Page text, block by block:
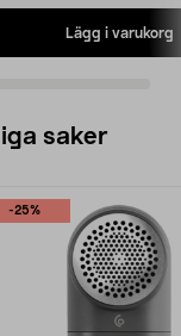
Lägg i varukorg
saker
-25%